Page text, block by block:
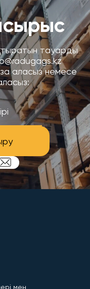
тауарды
аласыз немесе
мен